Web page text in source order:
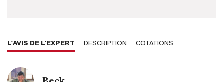
L'AVIS DE L'EXPERT DESCRIPTION COTATIONS